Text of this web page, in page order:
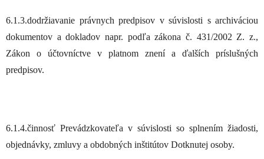
6.1.3.dodržiavanie právnych predpisov v súvislosti s archiváciou
dokumentov a dokladov napr. podľa zákona č. 431/2002 Z. z.,
Zákon o účtovníctve v platnom znení a ďalších príslušných
predpisov.
6.1.4.činnosť Prevádzkovateľa v súvislosti so splnením žiadosti,
objednávky, zmluvy a obdobných inštitútov Dotknutej osoby.